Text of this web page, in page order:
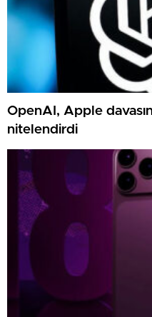
OpenAI, Apple davasını
nitelendirdi